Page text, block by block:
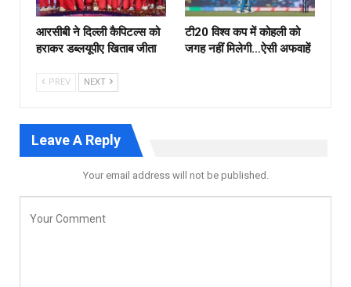
आरसीबी ने दिल्ली कैपिटल्स को
हराकर डब्लयूपीए खिताब जीता
टी20 विश्व कप में कोहली को
जगह नहीं मिलेगी…ऐसी अफवाहें
PREV NEXT
Leave A Reply
Your email address will not be published.